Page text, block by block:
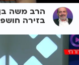
הרב משה בן
בזירה